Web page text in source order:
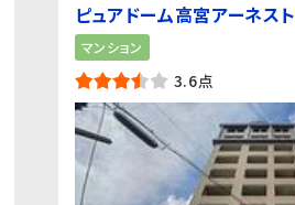
ピュアドーム高宮アーネスト
マンション
3.6点